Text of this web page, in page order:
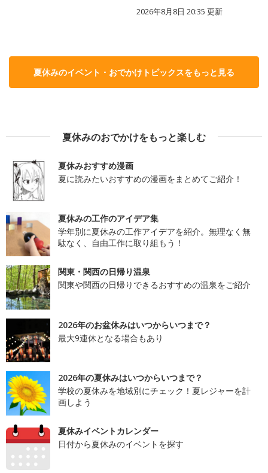
2026年8月8日 20:35 更新
夏休みのイベント・おでかけトピックスをもっと見る
夏休みのおでかけをもっと楽しむ
夏休みおすすめ漫画
夏に読みたいおすすめの漫画をまとめてご紹介！
夏休みの工作のアイデア集
学年別に夏休みの工作アイデアを紹介。無理なく無
駄なく、自由工作に取り組もう！
関東・関西の日帰り温泉
関東や関西の日帰りできるおすすめの温泉をご紹介
2026年のお盆休みはいつからいつまで？
最大9連休となる場合もあり
2026年の夏休みはいつからいつまで？
学校の夏休みを地域別にチェック！夏レジャーを計
画しよう
夏休みイベントカレンダー
日付から夏休みのイベントを探す